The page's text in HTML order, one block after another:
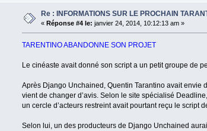
Re : INFORMATIONS SUR LE PROCHAIN
« Réponse #4 le: janvier 24, 2014, 10:12:13 am »
TARENTINO ABANDONNE SON PROJET
Le cinéaste avait donné son script a un petit groupe de
Après Django Unchained, Quentin Tarantino avait envie
vient de changer d’avis. Selon le site spécialisé
un cercle d’acteurs restreint avait pourtant reçu le script
Selon lui, un des producteurs de Django Unchained